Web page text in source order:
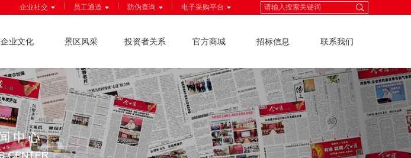
企业社交 员工通道 防伪查询 电子采购平台
企业文化 景区风采 投资者关系 官方商城 招标信息 联系我们